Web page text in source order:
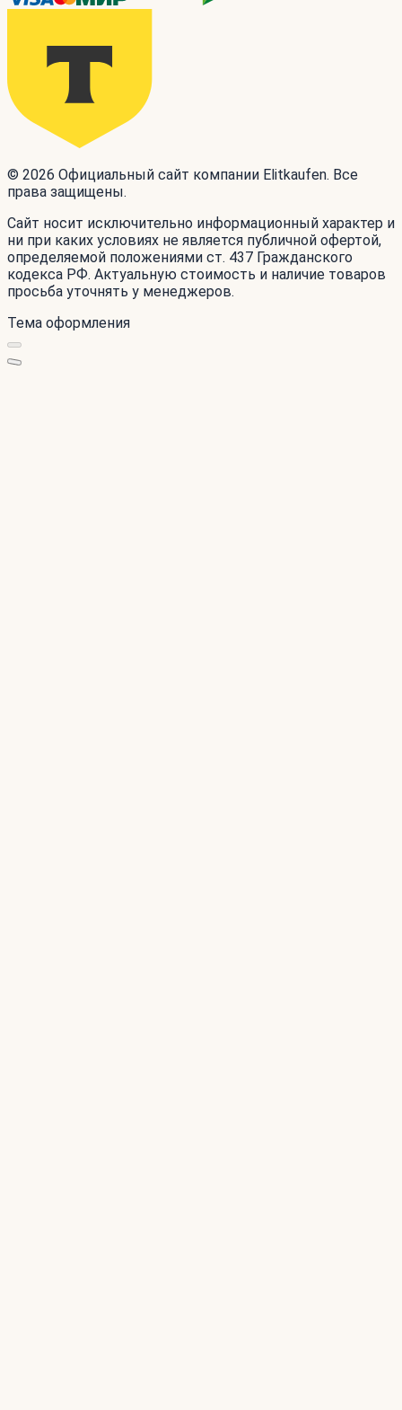
© 2026 Официальный сайт компании Elitkaufen. Все
права защищены.
Сайт носит исключительно информационный характер и
ни при каких условиях не является публичной офертой,
определяемой положениями ст. 437 Гражданского
кодекса РФ. Актуальную стоимость и наличие товаров
просьба уточнять у менеджеров.
Тема оформления